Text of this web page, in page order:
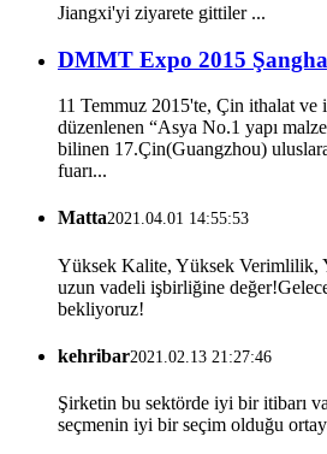
Jiangxi'yi ziyarete gittiler ...
DMMT Expo 2015
11 Temmuz 2015'te, Çin ithalat ve
düzenlenen “Asya No.1 yapı
bilinen 17.Çin(Guangzhou)
fuarı...
Matta2021.04.01 14:55:53
Yüksek Kalite, Yüksek Verimlilik,
uzun vadeli işbirliğine
bekliyoruz!
kehribar2021.02.13 21:27:46
Şirketin bu sektörde iyi bir itibarı
seçmenin iyi bir seçim olduğu